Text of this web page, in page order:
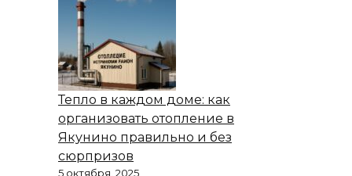
Тепло в каждом доме: как
организовать отопление в
Якунино правильно и без
сюрпризов
5 октября, 2025